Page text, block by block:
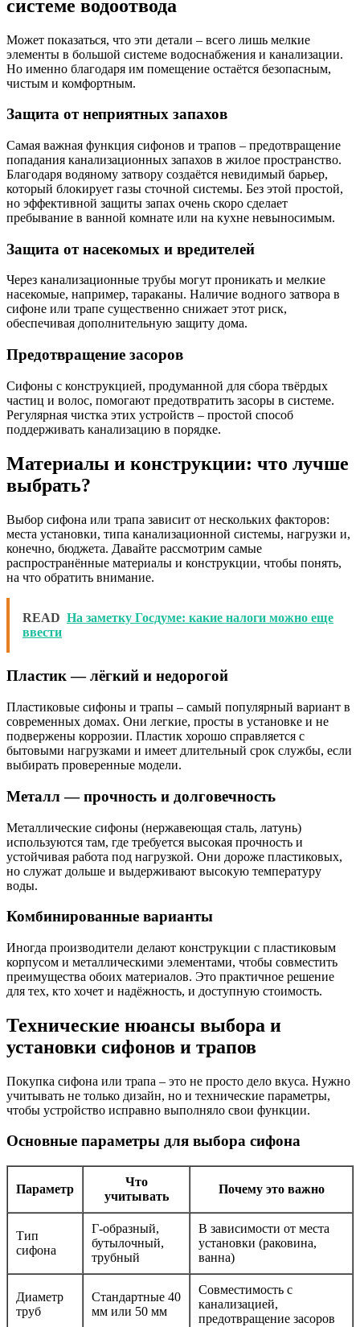
системе водоотвода
Может показаться, что эти детали – всего лишь мелкие
элементы в большой системе водоснабжения и канализации.
Но именно благодаря им помещение остаётся безопасным,
чистым и комфортным.
Защита от неприятных запахов
Самая важная функция сифонов и трапов – предотвращение
попадания канализационных запахов в жилое пространство.
Благодаря водяному затвору создаётся невидимый барьер,
который блокирует газы сточной системы. Без этой простой,
но эффективной защиты запах очень скоро сделает
пребывание в ванной комнате или на кухне невыносимым.
Защита от насекомых и вредителей
Через канализационные трубы могут проникать и мелкие
насекомые, например, тараканы. Наличие водного затвора в
сифоне или трапе существенно снижает этот риск,
обеспечивая дополнительную защиту дома.
Предотвращение засоров
Сифоны с конструкцией, продуманной для сбора твёрдых
частиц и волос, помогают предотвратить засоры в системе.
Регулярная чистка этих устройств – простой способ
поддерживать канализацию в порядке.
Материалы и конструкции: что лучше
выбрать?
Выбор сифона или трапа зависит от нескольких факторов:
места установки, типа канализационной системы, нагрузки и,
конечно, бюджета. Давайте рассмотрим самые
распространённые материалы и конструкции, чтобы понять,
на что обратить внимание.
READ На заметку Госдуме: какие налоги можно еще
ввести
Пластик — лёгкий и недорогой
Пластиковые сифоны и трапы – самый популярный вариант в
современных домах. Они легкие, просты в установке и не
подвержены коррозии. Пластик хорошо справляется с
бытовыми нагрузками и имеет длительный срок службы, если
выбирать проверенные модели.
Металл — прочность и долговечность
Металлические сифоны (нержавеющая сталь, латунь)
используются там, где требуется высокая прочность и
устойчивая работа под нагрузкой. Они дороже пластиковых,
но служат дольше и выдерживают высокую температуру
воды.
Комбинированные варианты
Иногда производители делают конструкции с пластиковым
корпусом и металлическими элементами, чтобы совместить
преимущества обоих материалов. Это практичное решение
для тех, кто хочет и надёжность, и доступную стоимость.
Технические нюансы выбора и
установки сифонов и трапов
Покупка сифона или трапа – это не просто дело вкуса. Нужно
учитывать не только дизайн, но и технические параметры,
чтобы устройство исправно выполняло свои функции.
Основные параметры для выбора сифона
Параметр
Что
учитывать
Почему это важно
Тип
сифона
Г-образный,
бутылочный,
трубный
В зависимости от места
установки (раковина,
ванна)
Диаметр
труб
Стандартные 40
мм или 50 мм
Совместимость с
канализацией,
предотвращение засоров